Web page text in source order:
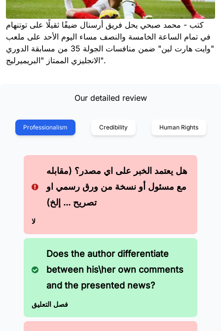
كتب - محمد صبحي يحل فريق أرسنال ضيفًا ثقيلًا على توتنهام
في تمام الساعة الخامسة والنصف مساء اليوم الأحد على ملعب
"وايت هارت لين" ضمن منافسات الجولة 35 من مسابقة الدوري
الانجليزي الممتاز "البريميرليج".
Our detailed review
Professionalism Credibility Human Rights
هل يعتمد الخبر على اي مصدر؟ (مقابله
مع مسئول أو نسخة من ورق رسمي او
تصريح ... إلخ)
لا
Does the author differentiate
between his\her own comments
and the presented news?
فصل التعليق